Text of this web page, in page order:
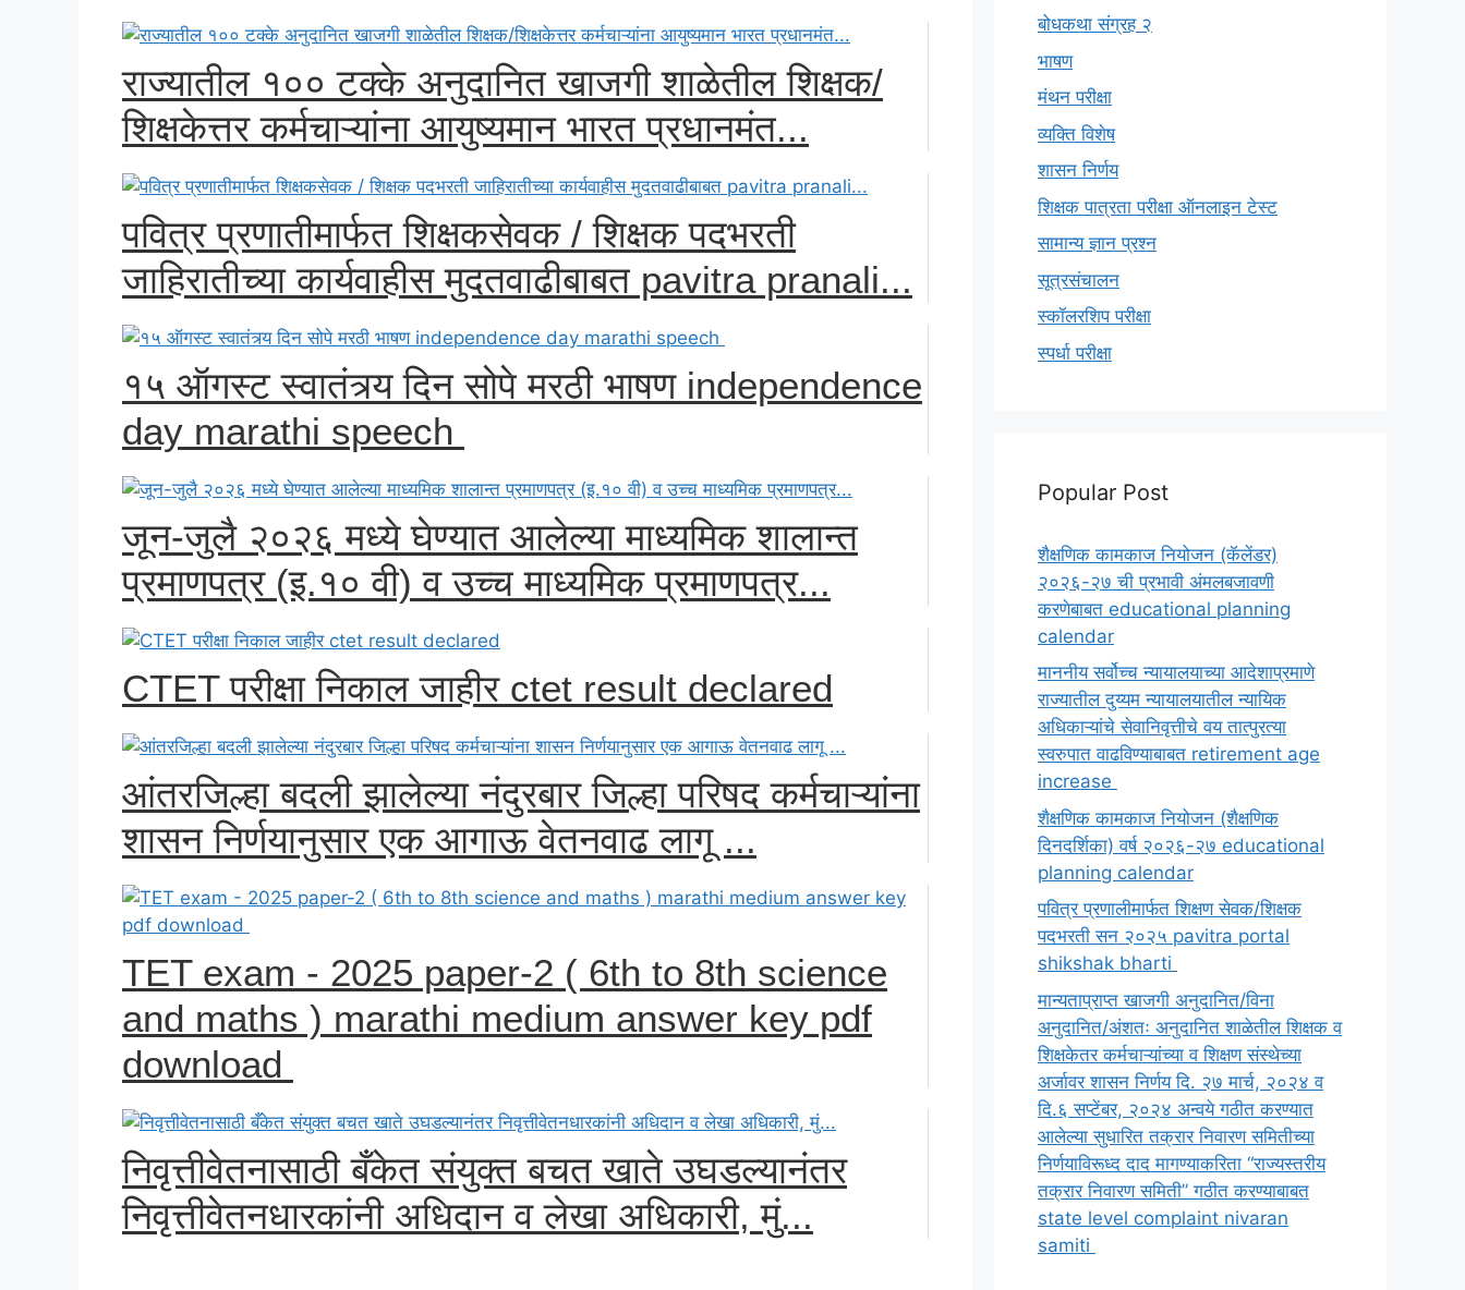
राज्यातील १०० टक्के अनुदानित खाजगी शाळेतील शिक्षक/
शिक्षकेत्तर कर्मचाऱ्यांना आयुष्यमान भारत प्रधानमंत...
पवित्र प्रणातीमार्फत शिक्षकसेवक / शिक्षक पदभरती
जाहिरातीच्या कार्यवाहीस मुदतवाढीबाबत pavitra pranali...
१५ ऑगस्ट स्वातंत्र्य दिन सोपे मरठी भाषण independence
day marathi speech
जून-जुलै २०२६ मध्ये घेण्यात आलेल्या माध्यमिक शालान्त
प्रमाणपत्र (इ.१० वी) व उच्च माध्यमिक प्रमाणपत्र...
CTET परीक्षा निकाल जाहीर ctet result declared
आंतरजिल्हा बदली झालेल्या नंदुरबार जिल्हा परिषद कर्मचाऱ्यांना
शासन निर्णयानुसार एक आगाऊ वेतनवाढ लागू ...
TET exam - 2025 paper-2 ( 6th to 8th science
and maths ) marathi medium answer key pdf
download
निवृत्तीवेतनासाठी बँकेत संयुक्त बचत खाते उघडल्यानंतर
निवृत्तीवेतनधारकांनी अधिदान व लेखा अधिकारी, मुं...
बोधकथा संग्रह २
भाषण
मंथन परीक्षा
व्यक्ति विशेष
शासन निर्णय
शिक्षक पात्रता परीक्षा ऑनलाइन टेस्ट
सामान्य ज्ञान प्रश्न
सूत्रसंचालन
स्कॉलरशिप परीक्षा
स्पर्धा परीक्षा
Popular Post
शैक्षणिक कामकाज नियोजन (कॅलेंडर)
२०२६-२७ ची प्रभावी अंमलबजावणी
करणेबाबत educational planning
calendar
माननीय सर्वोच्च न्यायालयाच्या आदेशाप्रमाणे
राज्यातील दुय्यम न्यायालयातील न्यायिक
अधिकाऱ्यांचे सेवानिवृत्तीचे वय तात्पुरत्या
स्वरुपात वाढविण्याबाबत retirement age
increase
शैक्षणिक कामकाज नियोजन (शैक्षणिक
दिनदर्शिका) वर्ष २०२६-२७ educational
planning calendar
पवित्र प्रणालीमार्फत शिक्षण सेवक/शिक्षक
पदभरती सन २०२५ pavitra portal
shikshak bharti
मान्यताप्राप्त खाजगी अनुदानित/विना
अनुदानित/अंशतः अनुदानित शाळेतील शिक्षक व
शिक्षकेतर कर्मचाऱ्यांच्या व शिक्षण संस्थेच्या
अर्जावर शासन निर्णय दि. २७ मार्च, २०२४ व
दि.६ सप्टेंबर, २०२४ अन्वये गठीत करण्यात
आलेल्या सुधारित तक्रार निवारण समितीच्या
निर्णयाविरूध्द दाद मागण्याकरिता “राज्यस्तरीय
तक्रार निवारण समिती” गठीत करण्याबाबत
state level complaint nivaran
samiti